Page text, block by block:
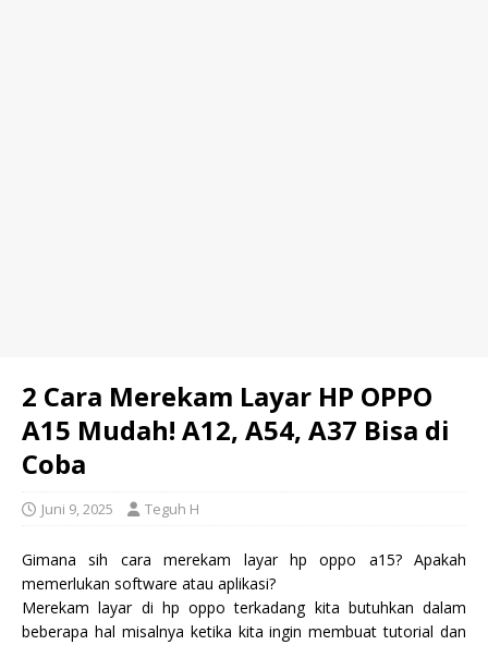
2 Cara Merekam Layar HP OPPO
A15 Mudah! A12, A54, A37 Bisa di
Coba
Juni 9, 2025 Teguh H
Gimana sih cara merekam layar hp oppo a15? Apakah
memerlukan software atau aplikasi?
Merekam layar di hp oppo terkadang kita butuhkan dalam
beberapa hal misalnya ketika kita ingin membuat tutorial dan